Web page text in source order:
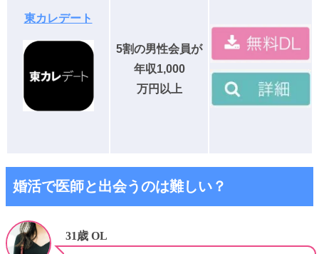
東カレデート
5割の男性会員が
年収1,000
万円 以上
婚活で医師と出会うのは難しい？
31歳 OL